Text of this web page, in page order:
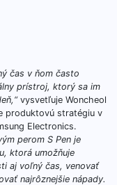
čas v ňom často
prístroj, ktorý sa im
vysvetľuje Woncheol
produktovú stratégiu v
Electronics.
perom S Pen je
ktorá umožňuje
aj voľný čas, venovať
najrôznejšie nápady.